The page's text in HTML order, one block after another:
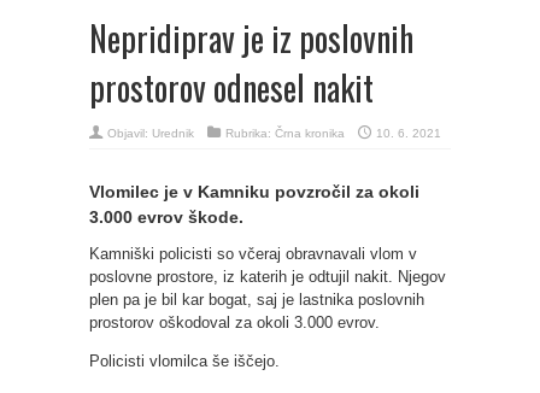
Nepridiprav je iz poslovnih
prostorov odnesel nakit
Objavil: Urednik Rubrika: Črna kronika 10. 6. 2021
Vlomilec je v Kamniku povzročil za okoli
3.000 evrov škode.
Kamniški policisti so včeraj obravnavali vlom v
poslovne prostore, iz katerih je odtujil nakit. Njegov
plen pa je bil kar bogat, saj je lastnika poslovnih
prostorov oškodoval za okoli 3.000 evrov.
Policisti vlomilca še iščejo.